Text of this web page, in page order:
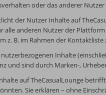
oder das anderer
der Nutzer Inhalte auf
alle anderen Nutzer der
z. B. im Rahmen der Kontaktliste
Inhalte
und sind durch Marken-,
auf TheCasualLounge
Sie erklären – ohne